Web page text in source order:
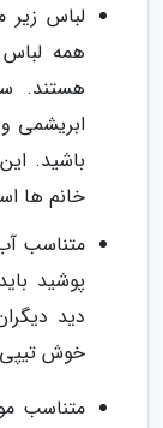
لباس زیر
همه
هستند.
ابریشمی
باشید.
خانم ها
متناسب
پوشید
دید
خوش
متناسب